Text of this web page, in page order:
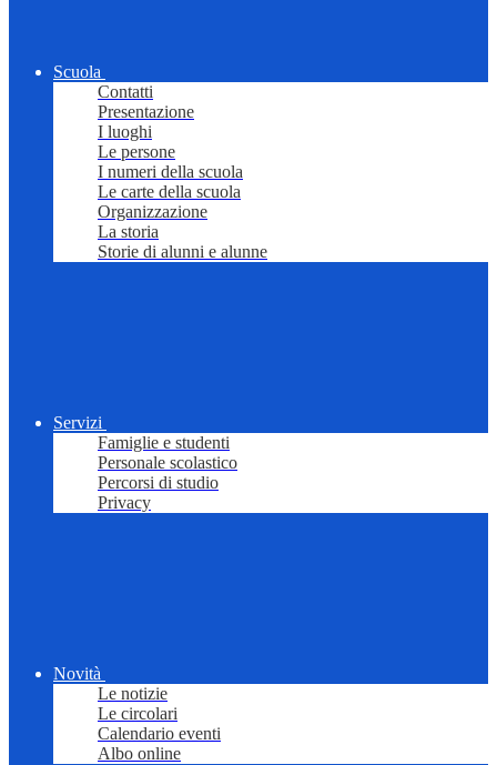
Scuola
Contatti
Presentazione
I luoghi
Le persone
I numeri della scuola
Le carte della scuola
Organizzazione
La storia
Storie di alunni e alunne
Servizi
Famiglie e studenti
Personale scolastico
Percorsi di studio
Privacy
Novità
Le notizie
Le circolari
Calendario eventi
Albo online